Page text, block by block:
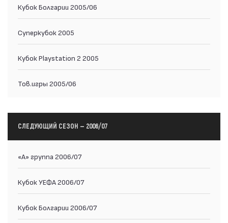
Кубок Болгарии 2005/06
Суперкубок 2005
Кубок Playstation 2 2005
Тов.игры 2005/06
СЛЕДУЮЩИЙ СЕЗОН — 2006/07
«А» группа 2006/07
Кубок УЕФА 2006/07
Кубок Болгарии 2006/07